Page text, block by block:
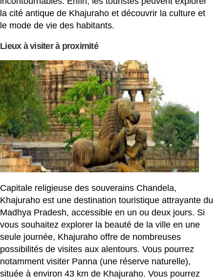
la cité antique de Khajuraho et découvrir la culture et
le mode de vie des habitants.
Lieux à visiter à proximité
Capitale religieuse des souverains Chandela,
Khajuraho est une destination touristique attrayante du
Madhya Pradesh, accessible en un ou deux jours. Si
vous souhaitez explorer la beauté de la ville en une
seule journée, Khajuraho offre de nombreuses
possibilités de visites aux alentours. Vous pourrez
notamment visiter Panna (une réserve naturelle),
située à environ 43 km de Khajuraho. Vous pourrez